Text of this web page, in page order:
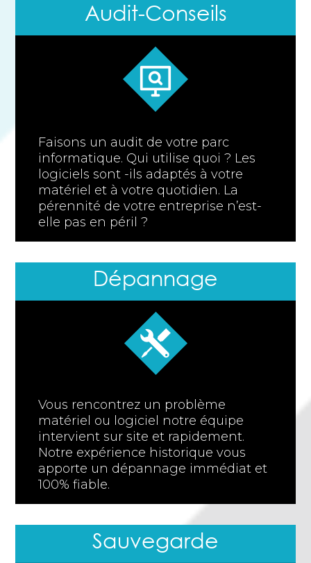
Audit-Conseils
Faisons un audit de votre parc
informatique. Qui utilise quoi ? Les
logiciels sont -ils adaptés à votre
matériel et à votre quotidien. La
pérennité de votre entreprise n’est-
elle pas en péril ?
Dépannage
Vous rencontrez un problème
matériel ou logiciel notre équipe
intervient sur site et rapidement.
Notre expérience historique vous
apporte un dépannage immédiat et
100% fiable.
Sauvegarde